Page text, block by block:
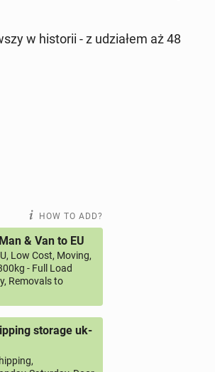
w his­torii - z udzi­ałem aż 48
HOW TO ADD?
& Van to EU
Low Cost, Moving,
- Full Load
Removals to
storage uk-